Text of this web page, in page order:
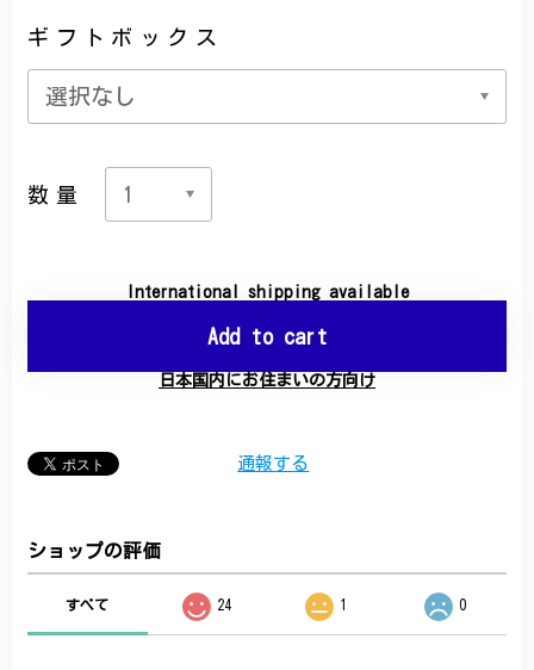
ギフトボックス
数量
International shipping available
Add to cart
日本国内にお住まいの方向け
通報する
ショップの評価
すべて 24 1 0